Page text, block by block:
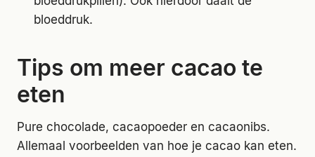
bloeddruk.
Tips om meer cacao te
eten
Pure chocolade, cacaopoeder en cacaonibs.
Allemaal voorbeelden van hoe je cacao kan eten.